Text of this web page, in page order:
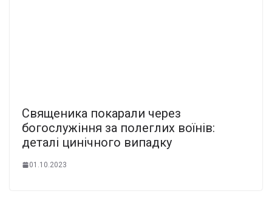
Священика покарали через
богослужіння за полеглих воїнів:
деталі цинічного випадку
01.10.2023